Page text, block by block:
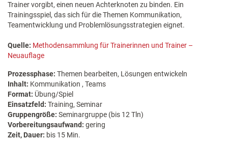
Trainer vorgibt, einen neuen Achterknoten zu binden. Ein
Trainingsspiel, das sich für die Themen Kommunikation,
Teamentwicklung und Problemlösungsstrategien eignet.
Quelle: Methodensammlung für Trainerinnen und Trainer –
Neuauflage
Prozessphase: Themen bearbeiten, Lösungen entwickeln
Inhalt: Kommunikation , Teams
Format: Übung/Spiel
Einsatzfeld: Training, Seminar
Gruppengröße: Seminargruppe (bis 12 Tln)
Vorbereitungsaufwand: gering
Zeit, Dauer: bis 15 Min.